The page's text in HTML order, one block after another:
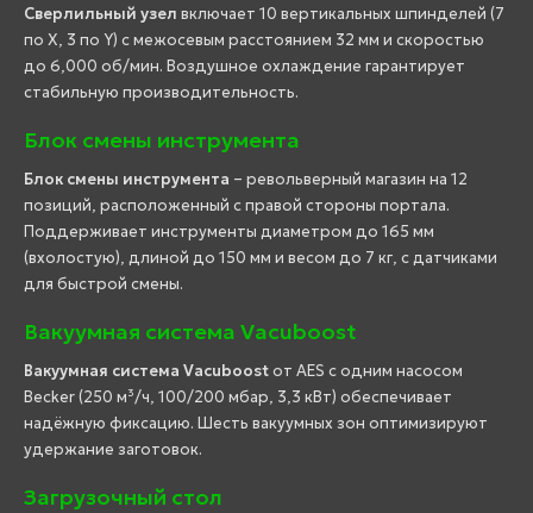
Сверлильный узел включает 10 вертикальных шпинделей (7
по X, 3 по Y) с межосевым расстоянием 32 мм и скоростью
до 6,000 об/мин. Воздушное охлаждение гарантирует
стабильную производительность.
Блок смены инструмента
Блок смены инструмента – револьверный магазин на 12
позиций, расположенный с правой стороны портала.
Поддерживает инструменты диаметром до 165 мм
(вхолостую), длиной до 150 мм и весом до 7 кг, с датчиками
для быстрой смены.
Вакуумная система Vacuboost
Вакуумная система Vacuboostот AES с одним насосом
Becker (250 м³/ч, 100/200 мбар, 3,3 кВт) обеспечивает
надёжную фиксацию. Шесть вакуумных зон оптимизируют
удержание заготовок.
Загрузочный стол